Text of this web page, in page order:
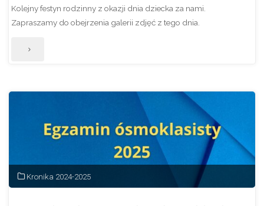
Kolejny festyn rodzinny z okazji dnia dziecka za nami.
Zapraszamy do obejrzenia galerii zdjęć z tego dnia.
"Festyn
24_maja_2025
–
zobacz
Kronika 2024-2025